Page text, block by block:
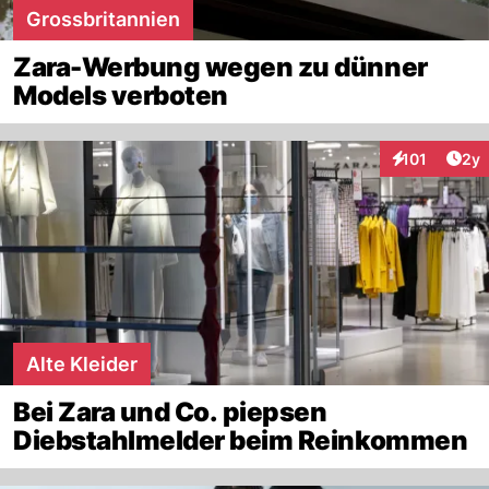
Grossbritannien
Zara-Werbung wegen zu dünner
Models verboten
101
Interaktionen
2y
Alte Kleider
Bei Zara und Co. piepsen
Diebstahlmelder beim Reinkommen